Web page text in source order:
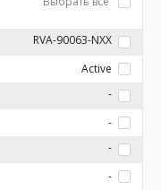
RVA-90063-NXX
Active
-
-
-
-